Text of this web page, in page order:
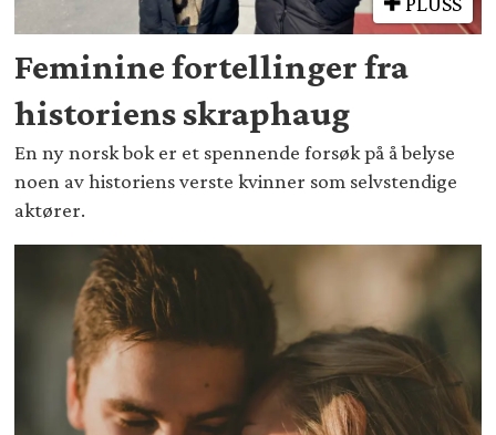
Feminine fortellinger fra
historiens skraphaug
En ny norsk bok er et spennende forsøk på å belyse
noen av historiens verste kvinner som selvstendige
aktører.